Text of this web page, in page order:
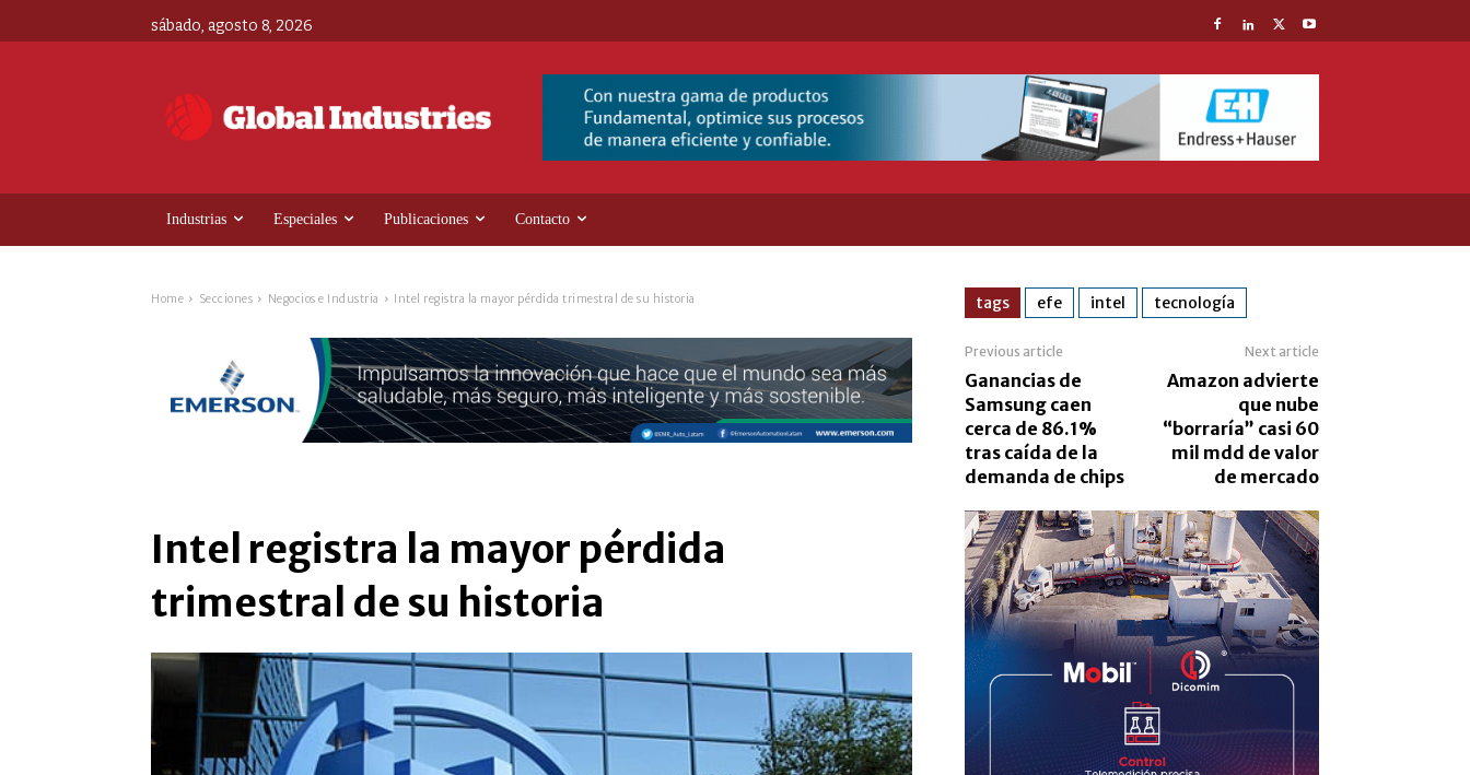
sábado, agosto 8, 2026
Industrias Especiales Publicaciones Contacto
Home Secciones Negocios e Industria Intel registra la mayor pérdida trimestral de su historia
Intel registra la mayor pérdida
trimestral de su historia
tags efe intel tecnología
Previous article
Ganancias de
Samsung caen
cerca de 86.1%
tras caída de la
demanda de chips
Next article
Amazon advierte
que nube
“borraría” casi 60
mil mdd de valor
de mercado